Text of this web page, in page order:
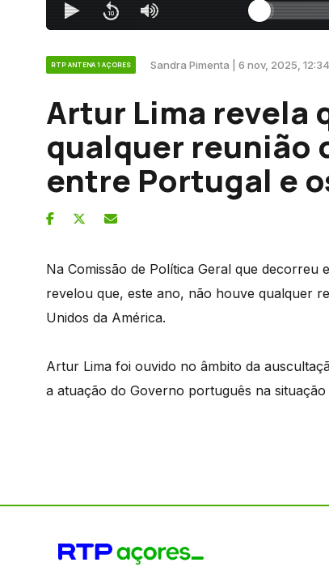
RTP ANTENA 1 AÇORES Sandra Pimenta | 6 nov, 2025, 12:34
Artur Lima revela
qualquer reunião
entre Portugal e
Na Comissão de Política Geral que
revelou que, este ano, não houve qualquer
Unidos da América.
Artur Lima foi ouvido no âmbito da
a atuação do Governo português na